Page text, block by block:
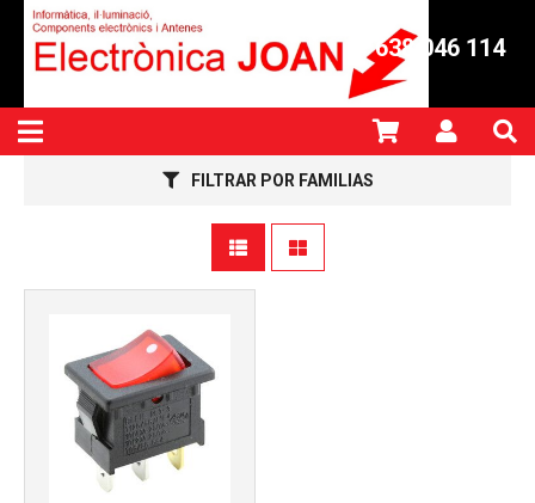
638 046 114
FILTRAR POR FAMILIAS